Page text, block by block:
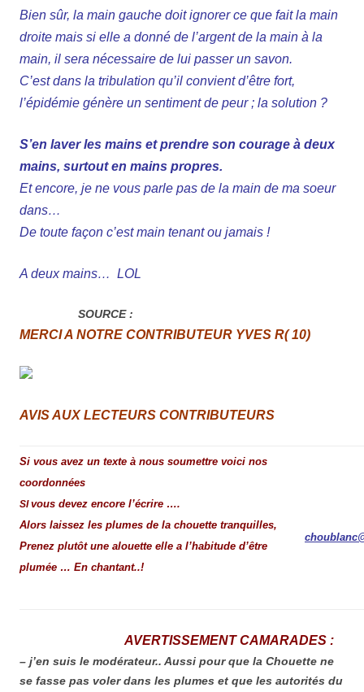
Bien sûr, la main gauche doit ignorer ce que fait la main
droite mais si elle a donné de l’argent de la main à la
main, il sera nécessaire de lui passer un savon.
C’est dans la tribulation qu’il convient d’être fort,
l’épidémie génère un sentiment de peur ; la solution ?
S’en laver les mains et prendre son courage à deux
mains, surtout en mains propres.
Et encore, je ne vous parle pas de la main de ma soeur
dans…
De toute façon c’est main tenant ou jamais !
A deux mains… LOL
SOURCE :
MERCI A NOTRE CONTRIBUTEUR YVES R( 10)
AVIS AUX LECTEURS CONTRIBUTEURS
Si vous avez un texte à nous soumettre voici nos
coordonnées
SIvous devez encore l’écrire ….
Alors laissez les plumes de la chouette tranquilles,
Prenez plutôt une alouette elle a l’habitude d’être
plumée … En chantant..!
AVERTISSEMENT CAMARADES :
– j’en suis le modérateur.. Aussi pour que la Chouette ne
se fasse pas voler dans les plumes et que les autorités du